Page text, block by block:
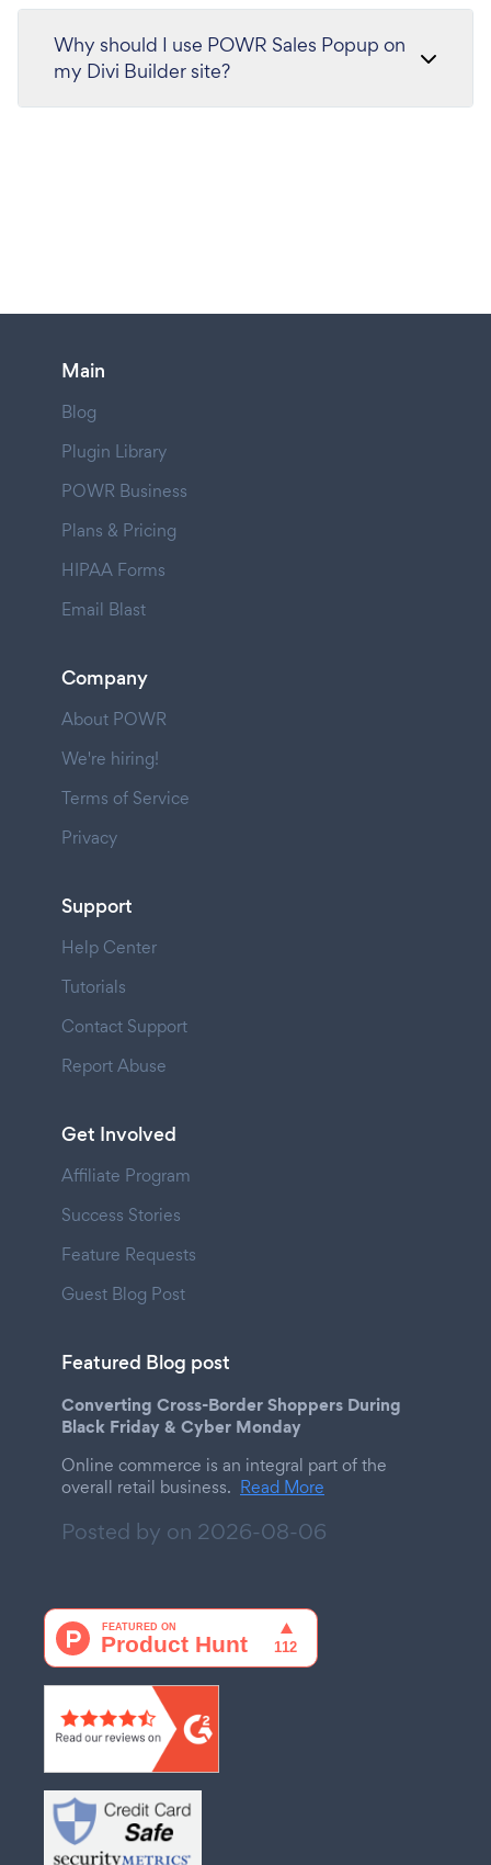
Why should I use POWR Sales Popup on
my Divi Builder site?
Main
Blog
Plugin Library
POWR Business
Plans & Pricing
HIPAA Forms
Email Blast
Company
About POWR
We're hiring!
Terms of Service
Privacy
Support
Help Center
Tutorials
Contact Support
Report Abuse
Get Involved
Affiliate Program
Success Stories
Feature Requests
Guest Blog Post
Featured Blog post
Converting Cross-Border Shoppers During
Black Friday & Cyber Monday
Online commerce is an integral part of the
overall retail business. Read More
Posted by on 2026-08-06